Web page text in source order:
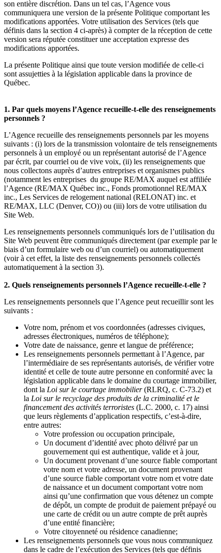
son entière discrétion. Dans un tel cas, l’Agence vous
communiquera une version de la présente Politique comportant les
modifications apportées. Votre utilisation des Services (tels que
définis dans la section 4 ci-après) à compter de la réception de cette
version sera réputée constituer une acceptation expresse des
modifications apportées.
La présente Politique ainsi que toute version modifiée de celle-ci
sont assujetties à la législation applicable dans la province de
Québec.
1. Par quels moyens l’Agence recueille-t-elle des renseignements
personnels ?
L’Agence recueille des renseignements personnels par les moyens
suivants : (i) lors de la transmission volontaire de tels renseignements
personnels à un employé ou un représentant autorisé de l’Agence
par écrit, par courriel ou de vive voix, (ii) les renseignements que
nous collectons auprès d’autres entreprises et organismes publics
(notamment les entreprises du groupe RE/MAX auquel est affiliée
l’Agence (RE/MAX Québec inc., Fonds promotionnel RE/MAX
inc., Les Services de relogement national (RELONAT) inc. et
RE/MAX, LLC (Denver, CO)) ou (iii) lors de votre utilisation du
Site Web.
Les renseignements personnels communiqués lors de l’utilisation du
Site Web peuvent être communiqués directement (par exemple par le
biais d’un formulaire web ou d’un courriel) ou automatiquement
(voir à cet effet, la liste des renseignements personnels collectés
automatiquement à la section 3).
2. Quels renseignements personnels l’Agence recueille-t-elle ?
Les renseignements personnels que l’Agence peut recueillir sont les
suivants :
Votre nom, prénom et vos coordonnées (adresses civiques,
adresses électroniques, numéros de téléphone);
Votre date de naissance, genre et langue de préférence;
Les renseignements personnels permettant à l’Agence, par
l’intermédiaire de ses représentants autorisés, de vérifier votre
identité et celle de toute autre personne en conformité avec la
législation applicable dans le domaine du courtage immobilier,
dont la Loi sur le courtage immobilier(RLRQ, c. C-73.2) et
la Loi sur le recyclage des produits de la criminalité et le
financement des activités terroristes (L.C. 2000, c. 17) ainsi
que leurs règlements d’application respectifs, c’est-à-dire,
entre autres:
Votre profession ou occupation principale,
Un document d’identité avec photo délivré par un
gouvernement qui est authentique, valide et à jour,
Un document provenant d’une source fiable comportant
votre nom et votre adresse, un document provenant
d’une source fiable comportant votre nom et votre date
de naissance et un document comportant votre nom
ainsi qu’une confirmation que vous détenez un compte
de dépôt, un compte de produit de paiement prépayé ou
une carte de crédit ou un autre compte de prêt auprès
d’une entité financière;
Votre citoyenneté ou résidence canadienne;
Les renseignements personnels que vous nous communiquez
dans le cadre de l’exécution des Services (tels que définis